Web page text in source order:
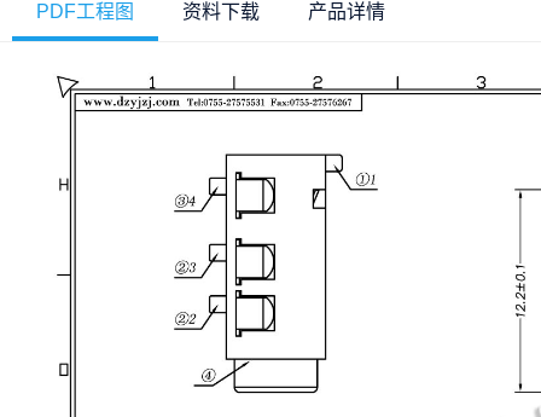
PDF工程图 资料下载 产品详情